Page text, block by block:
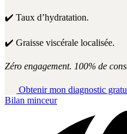
✔️ Taux d’hydratation.
✔️ Graisse viscérale localisée.
Zéro engagement. 100% de
Obtenir mon diagnostic
Bilan minceur